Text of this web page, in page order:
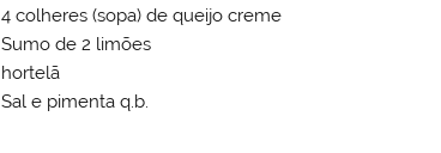
4 colheres (sopa) de queijo creme
Sumo de 2 limões
hortelã
Sal e pimenta q.b.